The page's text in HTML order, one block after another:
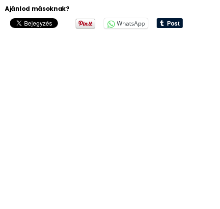
Ajánlod másoknak?
WhatsApp